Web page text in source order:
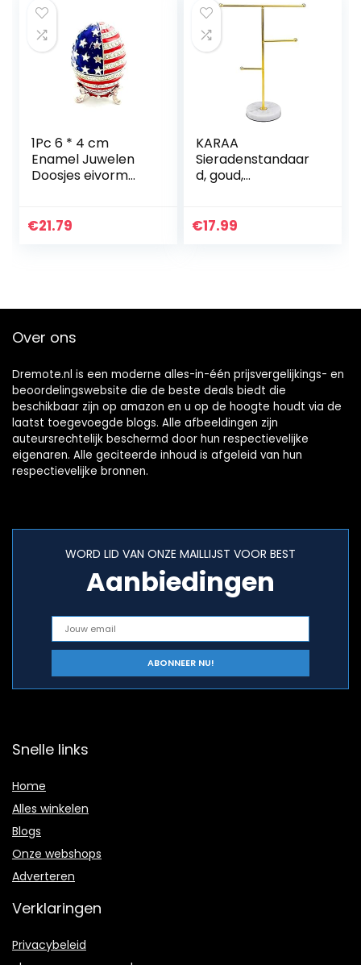
1Pc 6 * 4 cm
Enamel Juwelen
Doosjes eivorm
Organizer
€21.79
KARAA
Sieradenstandaar
d, goud,
marmer, voor
€17.99
Over ons
Dremote.nl is een moderne alles-in-één prijsvergelijkings- en
beoordelingswebsite die de beste deals biedt die
beschikbaar zijn op amazon en u op de hoogte houdt via de
laatst toegevoegde blogs. Alle afbeeldingen zijn
auteursrechtelijk beschermd door hun respectievelijke
eigenaren. Alle geciteerde inhoud is afgeleid van hun
respectievelijke bronnen.
WORD LID VAN ONZE MAILLIJST VOOR BEST
Aanbiedingen
Snelle links
Home
Alles winkelen
Blogs
Onze webshops
Adverteren
Verklaringen
Privacybeleid